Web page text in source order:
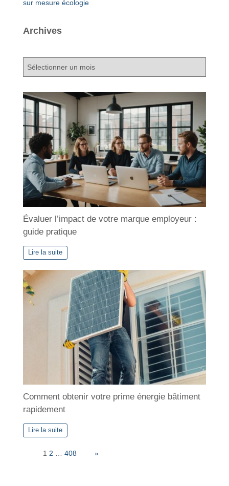
sur mesure écologie
Archives
A
c
i
v
s
Évaluer l’impact de votre marque employeur :
guide pratique
Lire la suite
Comment obtenir votre prime énergie bâtiment
rapidement
Lire la suite
1 2 408 »